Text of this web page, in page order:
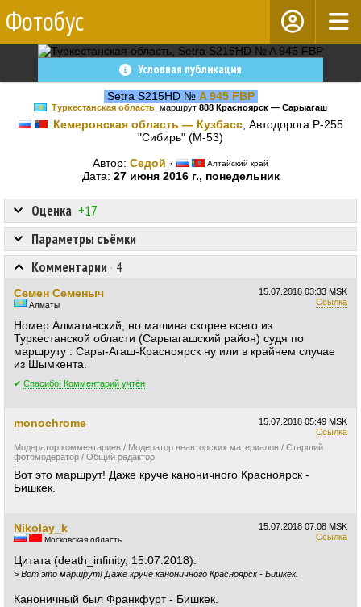
Фотобус
Условная публикация
Setra S215HD № A 945 FBP
Туркестанская область , маршрут 888 Красноярск — Сарыагаш
Кемеровская область — Кузбасс, Автодорога Р-255
"Сибирь" (М-53)
Автор: Cедой · Алтайский край
Дата: 27 июня 2016 г., понедельник
Оценка +17
Параметры съёмки
Комментарии · 4
15.07.2018 03:33 MSK
Ссылка
Семен Семеныч
Алматы
Номер Алматинский, но машина скорее всего из
Туркестанской области (Сарыагашский район) судя по
маршруту : Сары-Агаш-Красноярск ну или в крайнем случае
из Шымкента.
✔ Спасибо! Комментарий учтён
15.07.2018 05:49 MSK
Ссылка
monochrome
Модератор комментариев / Модератор неавторских материалов / Старший
фотомодератор / Общий редактор
Вот это маршрут! Даже круче каноничного Красноярск -
Бишкек.
15.07.2018 07:08 MSK
Ссылка
Nikolay_k
Московская область
Цитата (death_infinity, 15.07.2018):
> Вот это маршрут! Даже круче каноничного Красноярск - Бишкек.
Каноничный был Франкфурт - Бишкек.